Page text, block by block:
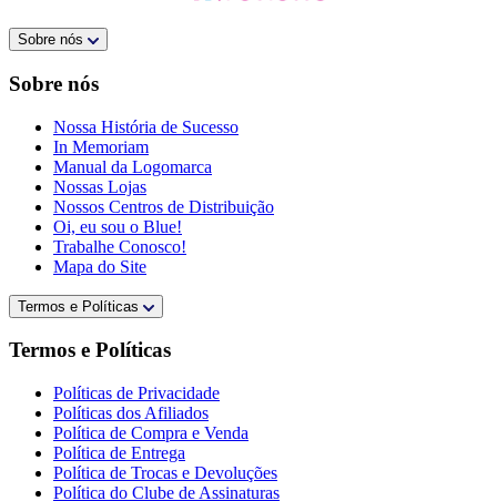
Sobre nós
Sobre nós
Nossa História de Sucesso
In Memoriam
Manual da Logomarca
Nossas Lojas
Nossos Centros de Distribuição
Oi, eu sou o Blue!
Trabalhe Conosco!
Mapa do Site
Termos e Políticas
Termos e Políticas
Políticas de Privacidade
Políticas dos Afiliados
Política de Compra e Venda
Política de Entrega
Política de Trocas e Devoluções
Política do Clube de Assinaturas